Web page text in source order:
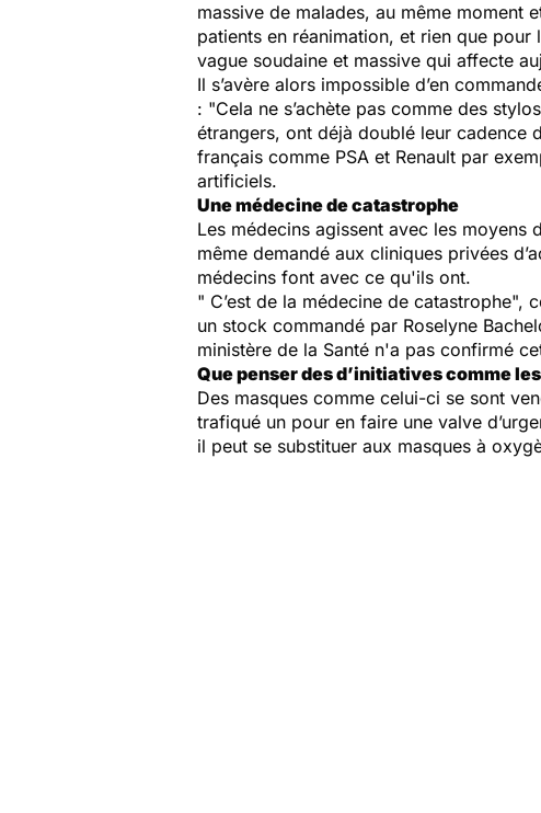
massive de malades, au même moment
patients en réanimation, et rien que
vague soudaine et massive qui affecte
Il s’avère alors impossible d’en
: "Cela ne s’achète pas comme des
étrangers, ont déjà doublé leur cadence
français comme PSA et Renault par
artificiels.
Une médecine de catastrophe
Les médecins agissent avec les
même demandé aux cliniques privées
médecins font avec ce qu'ils ont.
" C’est de la médecine de catastrophe",
un stock commandé par Roselyne
ministère de la Santé n'a pas confirmé
Que penser des d’initiatives comme
Des masques comme celui-ci se sont
trafiqué un pour en faire une valve
il peut se substituer aux masques à